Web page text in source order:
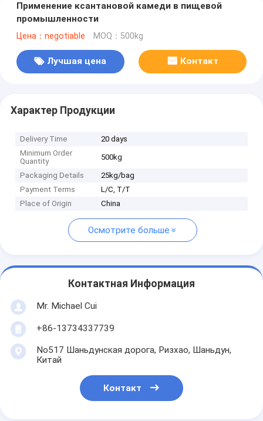
Применение ксантановой камеди в пищевой
промышленности
Цена：negotiable MOQ：500kg
Лучшая цена Контакт
Характер Продукции
Delivery Time
20 days
Minimum Order
Quantity
500kg
Packaging Details
25kg/bag
Payment Terms
L/C, T/T
Place of Origin
China
Осмотрите больше
Контактная Информация
Mr. Michael Cui
+86-13734337739
No517 Шаньдунская дорога, Ризхао, Шаньдун,
Китай
Контакт